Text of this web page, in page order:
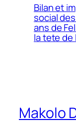
Bilan et
social
ans de
la tete de
Makolo